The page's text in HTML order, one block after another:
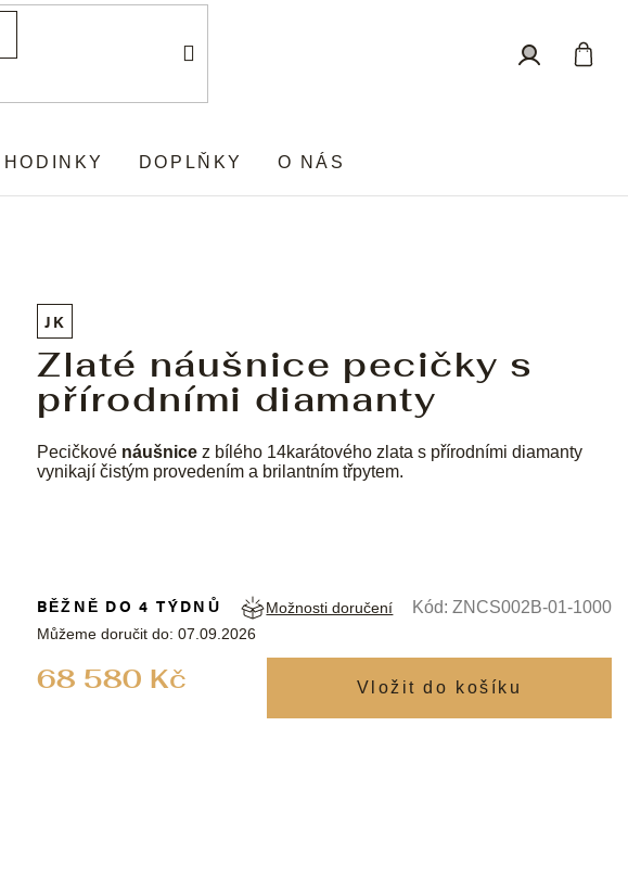
HODINKY DOPLŇKY O NÁS
JK
Zlaté náušnice pecičky s
přírodními diamanty
Pecičkové náušnice z bílého 14karátového zlata s přírodními diamanty
vynikají čistým provedením a brilantním třpytem.
68 580 Kč
BĚŽNĚ DO 4 TÝDNŮ
Můžeme doručit do: 07.09.2026
Možnosti doručení Kód: ZNCS002B-01-1000